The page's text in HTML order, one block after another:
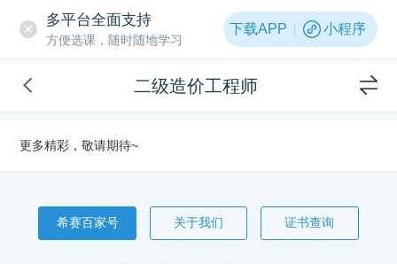
多平台全面支持
方便选课，随时随地学习
下载APP 小程序
二级造价工程师
更多精彩，敬请期待~
希赛百家号 关于我们 证书查询